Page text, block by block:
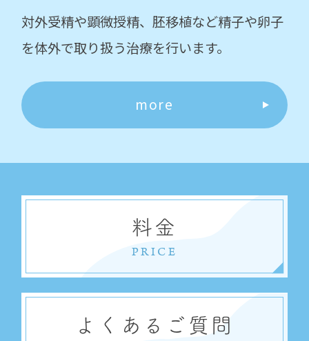
対外受精や顕微授精、胚移植など精子や卵子
を体外で取り扱う治療を行います。
more
料金
PRICE
よくあるご質問